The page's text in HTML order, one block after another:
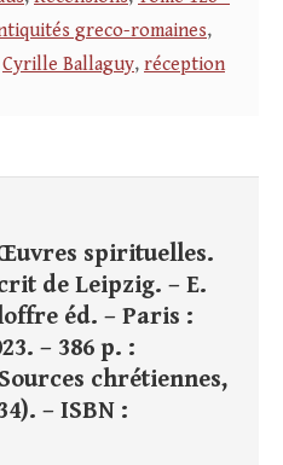
greco-romaines,
Cyrille Ballaguy, réception
spirituelles.
de Leipzig. – E.
éd. – Paris :
– 386 p. :
chrétiennes,
– ISBN :